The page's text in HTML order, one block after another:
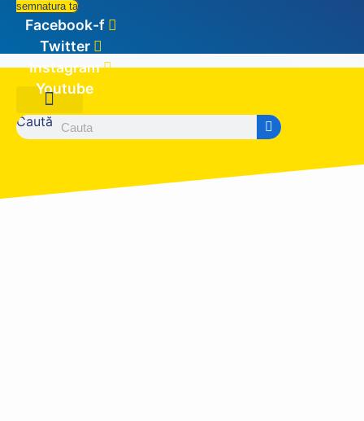
semnatura ta
Facebook-f
Twitter
Instagram
Youtube
Caută